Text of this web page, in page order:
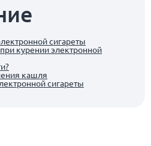
сигареты
курении электронной
кашля
сигареты